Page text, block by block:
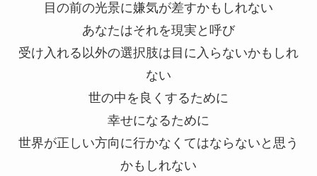
目の前の光景に嫌気が差すかもしれない
あなたはそれを現実と呼び
受け入れる以外の選択肢は目に入らないかもしれ
ない
世の中を良くするために
幸せになるために
世界が正しい方向に行かなくてはならないと思う
かもしれない